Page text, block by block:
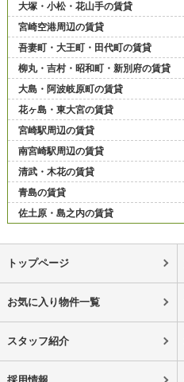
大塚・小松・花山手の賃貸
宮崎空港周辺の賃貸
吾妻町・大王町・田代町の賃貸
柳丸・吉村・昭和町・新別府の賃貸
大島・阿波岐原町の賃貸
花ヶ島・東大宮の賃貸
宮崎駅周辺の賃貸
南宮崎駅周辺の賃貸
清武・木花の賃貸
青島の賃貸
佐土原・島之内の賃貸
トップページ
お気に入り物件一覧
スタッフ紹介